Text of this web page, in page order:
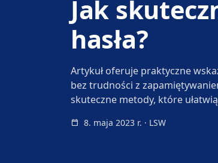
Jak
hasła?
Artykuł oferuje praktyczne
bez trudności z
skuteczne metody, które
8. maja 2023 r. · LSW